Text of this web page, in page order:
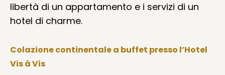
libertà di un appartamento e i servizi di un
hotel di charme.
Colazione continentale a buffet presso l’Hotel
Vis à Vis